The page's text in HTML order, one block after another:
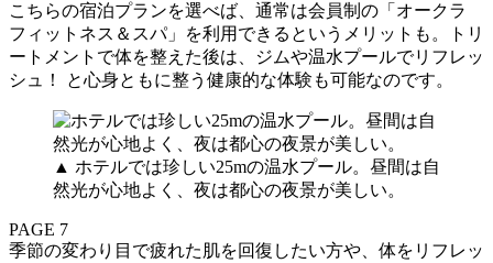
こちらの宿泊プランを選べば、通常は会員制の「オークラ
フィットネス＆スパ」を利用できるというメリットも。トリ
ートメントで体を整えた後は、ジムや温水プールでリフレッ
シュ！ と心身ともに整う健康的な体験も可能なのです。
▲ ホテルでは珍しい25mの温水プール。昼間は自
然光が心地よく、夜は都心の夜景が美しい。
PAGE 7
季節の変わり目で疲れた肌を回復したい方や、体をリフレッ